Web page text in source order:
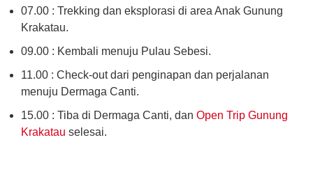
07.00 : Trekking dan eksplorasi di area Anak Gunung
Krakatau.
09.00 : Kembali menuju Pulau Sebesi.
11.00 : Check-out dari penginapan dan perjalanan
menuju Dermaga Canti.
15.00 : Tiba di Dermaga Canti, dan Open Trip Gunung
Krakatau selesai.